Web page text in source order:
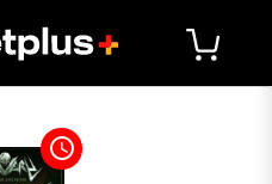
access_time